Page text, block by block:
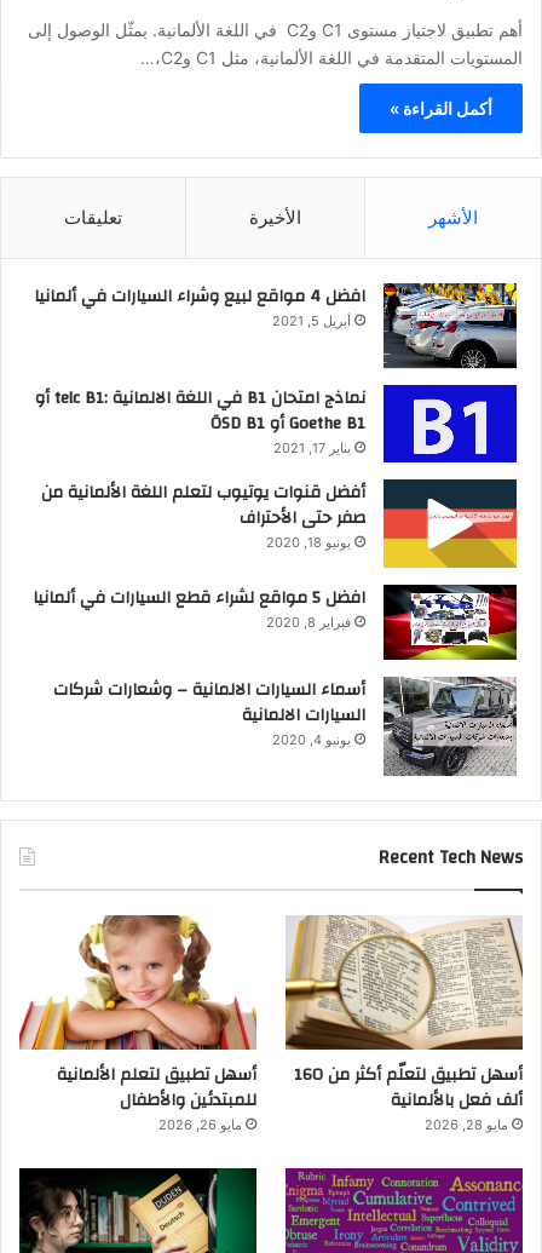
أهم تطبيق لاجتياز مستوى C1 وC2 في اللغة الألمانية. يمثّل الوصول إلى
المستويات المتقدمة في اللغة الألمانية، مثل C1 وC2،…
أكمل القراءة »
الأشهر الأخيرة تعليقات
افضل 4 مواقع لبيع وشراء السيارات في ألمانيا
أبريل 5, 2021
نماذج امتحان B1 في اللغة الالمانية :telc B1 أو
Goethe B1 أو ÖSD B1
يناير 17, 2021
أفضل قنوات يوتيوب لتعلم اللغة الألمانية من
صفر حتى الأحتراف
يونيو 18, 2020
افضل 5 مواقع لشراء قطع السيارات في ألمانيا
فبراير 8, 2020
أسماء السيارات الالمانية – وشعارات شركات
السيارات الالمانية
يونيو 4, 2020
Recent Tech News
أسهل تطبيق لتعلّم أكثر من 160
ألف فعل بالألمانية
مايو 28, 2026
أسهل تطبيق لتعلم الألمانية
للمبتدئين والأطفال
مايو 26, 2026